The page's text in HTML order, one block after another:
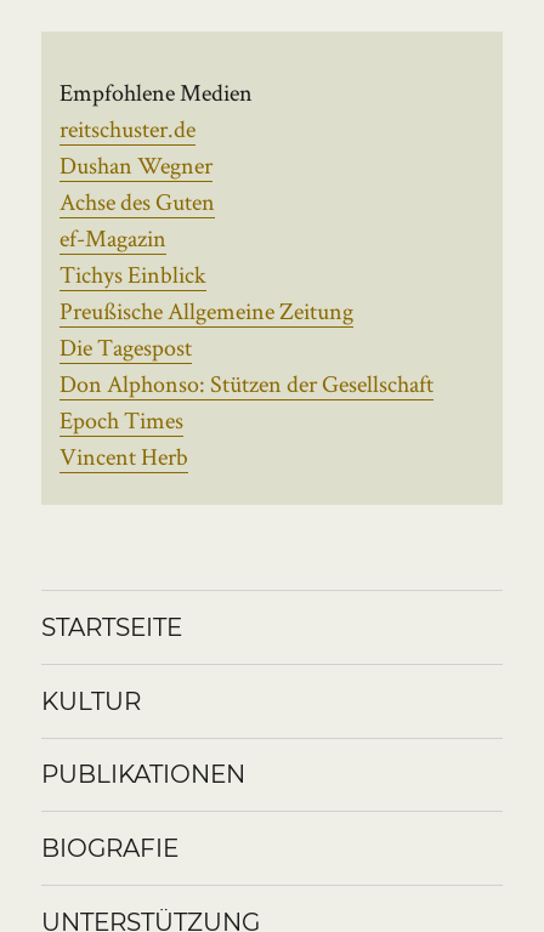
Empfohlene Medien
reitschuster.de
Dushan Wegner
Achse des Guten
ef-Magazin
Tichys Einblick
Preußische Allgemeine Zeitung
Die Tagespost
Don Alphonso: Stützen der Gesellschaft
Epoch Times
Vincent Herb
STARTSEITE
KULTUR
PUBLIKATIONEN
BIOGRAFIE
UNTERSTÜTZUNG